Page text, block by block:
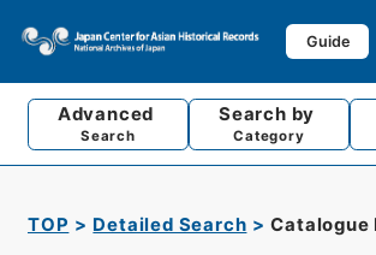
Guide
Advanced
Search
Search by
Category
TOP Detailed Search Catalogue